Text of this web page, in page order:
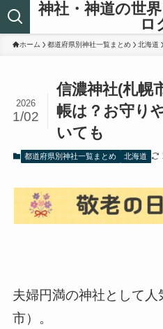
神社・神道の世
ロ
ホーム 都道府県別神社一覧まとめ 北海道
信濃神社(札幌
帳は？お守り
いても
2026
1/02
都道府県別神社一覧まとめ 北海道
夫婦円満の神社として
市）。